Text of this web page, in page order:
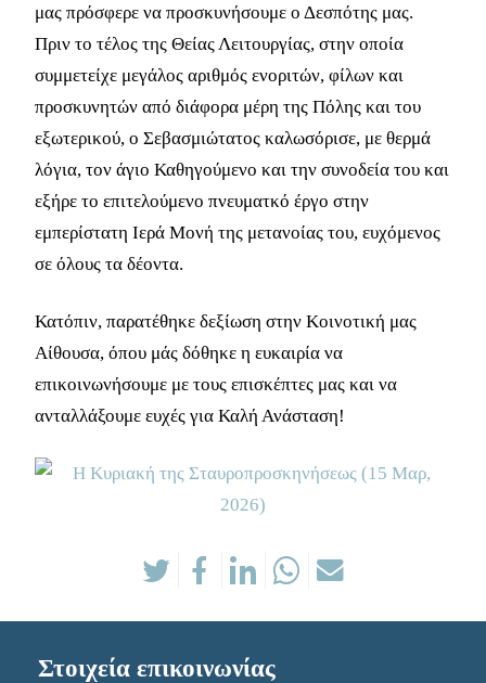
μας πρόσφερε να προσκυνήσουμε ο Δεσπότης μας.
Πριν το τέλος της Θείας Λειτουργίας, στην οποία
συμμετείχε μεγάλος αριθμός ενοριτών, φίλων και
προσκυνητών από διάφορα μέρη της Πόλης και του
εξωτερικού, ο Σεβασμιώτατος καλωσόρισε, με θερμά
λόγια, τον άγιο Καθηγούμενο και την συνοδεία του και
εξήρε το επιτελούμενο πνευματκό έργο στην
εμπερίστατη Ιερά Μονή της μετανοίας του, ευχόμενος
σε όλους τα δέοντα.
Κατόπιν, παρατέθηκε δεξίωση στην Κοινοτική μας
Αίθουσα, όπου μάς δόθηκε η ευκαιρία να
επικοινωνήσουμε με τους επισκέπτες μας και να
ανταλλάξουμε ευχές για Καλή Ανάσταση!
Στοιχεία επικοινωνίας